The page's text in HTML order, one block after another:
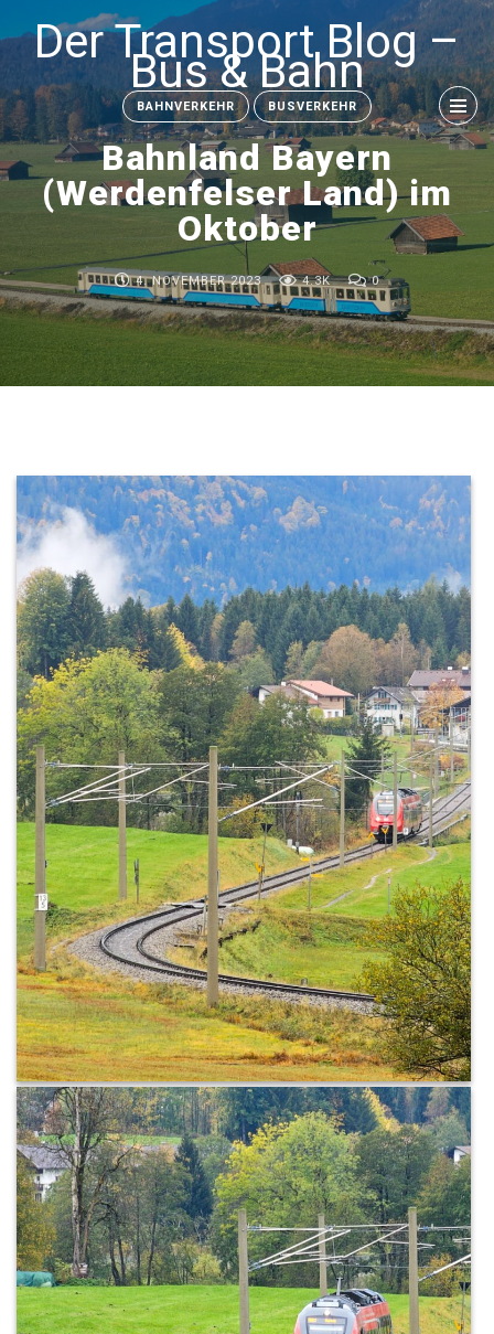
Der Transport Blog –
Bus & Bahn
BAHNVERKEHR BUSVERKEHR
Bahnland Bayern
(Werdenfelser Land) im
Oktober
4. NOVEMBER 2023 4.3K 0